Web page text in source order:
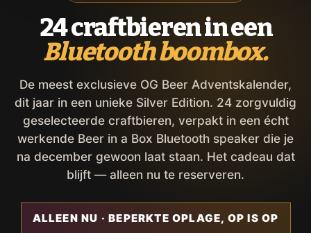
24 craftbieren in een
Bluetooth boombox.
De meest exclusieve OG Beer Adventskalender,
dit jaar in een unieke Silver Edition. 24 zorgvuldig
geselecteerde craftbieren, verpakt in een écht
werkende Beer in a Box Bluetooth speaker die je
na december gewoon laat staan. Het cadeau dat
blijft — alleen nu te reserveren.
ALLEEN NU · BEPERKTE OPLAGE, OP IS OP